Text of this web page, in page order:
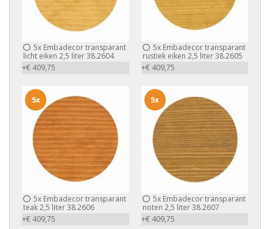
5x Embadecor transparant
licht eiken 2,5 liter 38.2604
+€ 409,75
5xEmbadecor transparant
rustiek eiken 2,5 liter 38.2605
+€ 409,75
5x Embadecor transparant
teak 2,5 liter 38.2606
+€ 409,75
5x
5xEmbadecor transparant
noten 2,5 liter 38.2607
+€ 409,75
5x